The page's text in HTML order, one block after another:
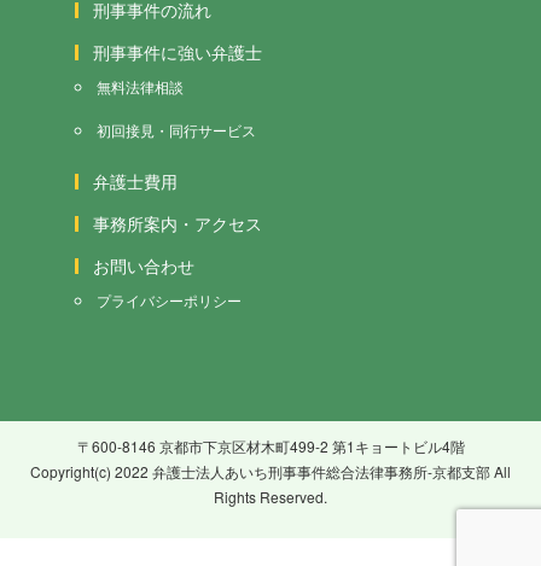
刑事事件の流れ
刑事事件に強い弁護士
無料法律相談
初回接見・同行サービス
弁護士費用
事務所案内・アクセス
お問い合わせ
プライバシーポリシー
〒600-8146 京都市下京区材木町499-2 第1キョートビル4階
Copyright(c) 2022 弁護士法人あいち刑事事件総合法律事務所-京都支部 All
Rights Reserved.